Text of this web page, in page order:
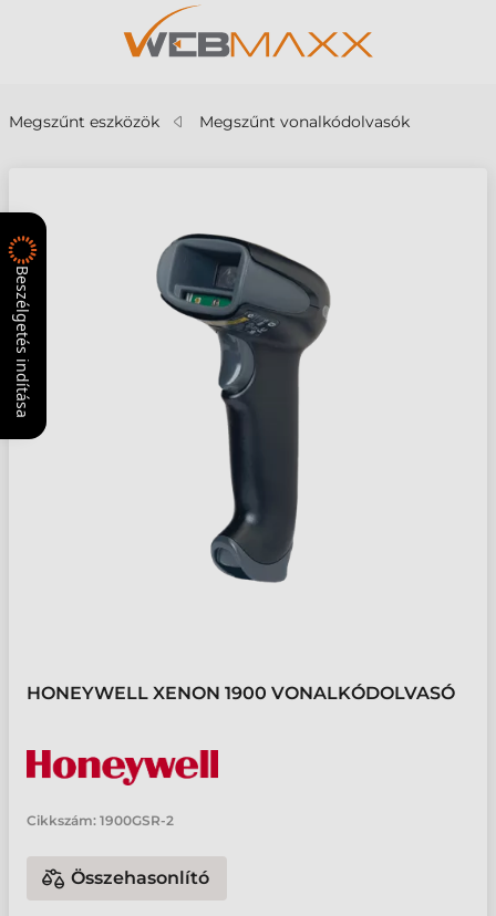
Megszűnt eszközök Megszűnt vonalkódolvasók
HONEYWELL XENON 1900 VONALKÓDOLVASÓ
Cikkszám: 1900GSR-2
Összehasonlító
Beszélgetés indítása